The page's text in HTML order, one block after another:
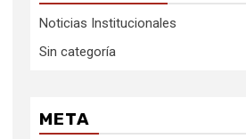
Noticias Institucionales
Sin categoría
META